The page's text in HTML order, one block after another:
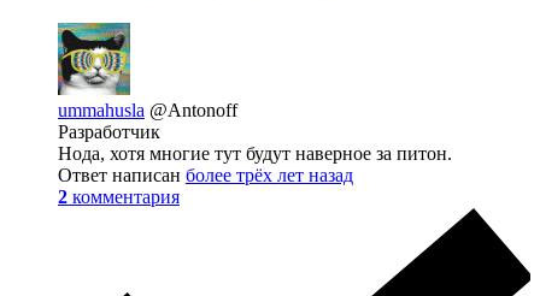
ummahusla @Antonoff
Разработчик
Нода, хотя многие тут будут наверное за питон.
Ответ написан более трёх лет назад
2 комментария